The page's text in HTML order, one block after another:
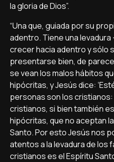
la gloria de Dios”.
“Una que, guiada por su
adentro. Tiene una levadura
crecer hacia adentro y sólo
presentarse bien, de
se vean los malos hábitos
hipócritas, y Jesús dice:
personas son los
cristianos, si bien también
hipócritas, que no aceptan
Santo. Por esto Jesús nos
atentos a la levadura de los
cristianos es el Espíritu